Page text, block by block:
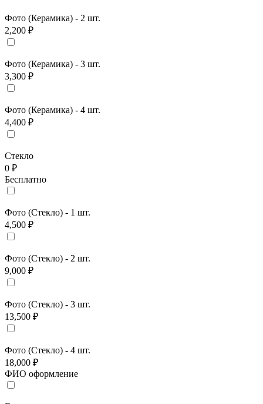
Фото (Керамика) - 2 шт.
2,200 ₽
Фото (Керамика) - 3 шт.
3,300 ₽
Фото (Керамика) - 4 шт.
4,400 ₽
Стекло
0 ₽
Бесплатно
Фото (Стекло) - 1 шт.
4,500 ₽
Фото (Стекло) - 2 шт.
9,000 ₽
Фото (Стекло) - 3 шт.
13,500 ₽
Фото (Стекло) - 4 шт.
18,000 ₽
ФИО оформление